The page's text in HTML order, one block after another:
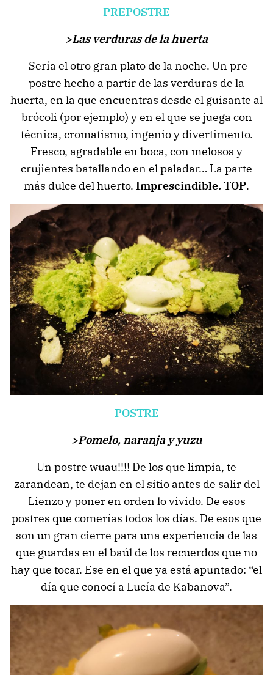
PREPOSTRE
>Las verduras de la huerta
Sería el otro gran plato de la noche. Un pre
postre hecho a partir de las verduras de la
huerta, en la que encuentras desde el guisante al
brócoli (por ejemplo) y en el que se juega con
técnica, cromatismo, ingenio y divertimento.
Fresco, agradable en boca, con melosos y
crujientes batallando en el paladar… La parte
más dulce del huerto. Imprescindible. TOP.
POSTRE
>Pomelo, naranja y yuzu
Un postre wuau!!!! De los que limpia, te
zarandean, te dejan en el sitio antes de salir del
Lienzo y poner en orden lo vivido. De esos
postres que comerías todos los días. De esos que
son un gran cierre para una experiencia de las
que guardas en el baúl de los recuerdos que no
hay que tocar. Ese en el que ya está apuntado: “el
día que conocí a Lucía de Kabanova”.